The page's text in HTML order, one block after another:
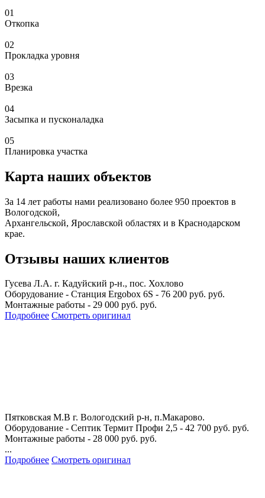
01
Откопка
02
Прокладка уровня
03
Врезка
04
Засыпка и пусконаладка
05
Планировка участка
Карта наших объектов
За 14 лет работы нами реализовано более 950 проектов в
Вологодской,
Архангельской, Ярославской областях и в Краснодарском
крае.
Отзывы наших клиентов
Гусева Л.А. г. Кадуйский р-н., пос. Хохлово
Оборудование - Станция Ergobox 6S - 76 200 руб. руб.
Монтажные работы - 29 000 руб. руб.
Подробнее Смотреть оригинал
Пятковская М.В г. Вологодский р-н, п.Макарово.
Оборудование - Септик Термит Профи 2,5 - 42 700 руб. руб.
Монтажные работы - 28 000 руб. руб.
...
Подробнее Смотреть оригинал